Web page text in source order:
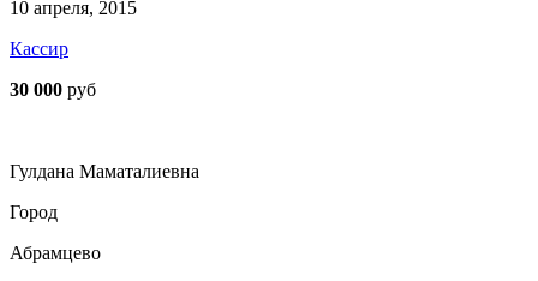
10 апреля, 2015
Кассир
30 000 руб
Гулдана Маматалиевна
Город
Абрамцево